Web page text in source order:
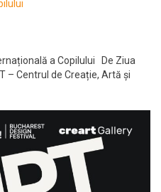
a Copilului De Ziua
– Centrul de Creație, Artă și